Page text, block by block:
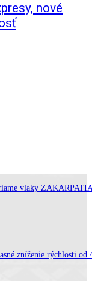
nové
vlaky
zníženie rýchlosti od